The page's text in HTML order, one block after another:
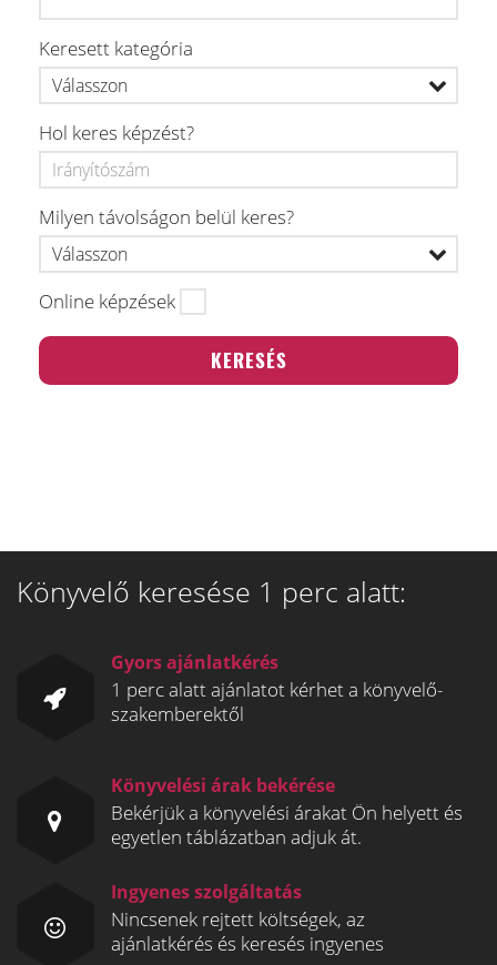
Keresett kategória
Hol keres képzést?
Milyen távolságon belül keres?
Online képzések
Könyvelő keresése 1 perc alatt:
Gyors ajánlatkérés
1 perc alatt ajánlatot kérhet a könyvelő-
szakemberektől
Könyvelési árak bekérése
Bekérjük a könyvelési árakat Ön helyett és
egyetlen táblázatban adjuk át.
Ingyenes szolgáltatás
Nincsenek rejtett költségek, az
ajánlatkérés és keresés ingyenes